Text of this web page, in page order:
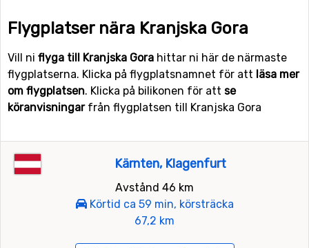
Flygplatser nära Kranjska Gora
Vill ni flyga till Kranjska Gora hittar ni här de närmaste
flygplatserna. Klicka på flygplatsnamnet för att läsa mer
om flygplatsen. Klicka på bilikonen för att se
köranvisningarfrån flygplatsen till Kranjska Gora
Kärnten, Klagenfurt
Avstånd 46 km
Körtid ca 59 min, körsträcka
67,2 km